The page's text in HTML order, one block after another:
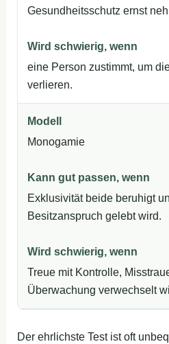
Gesundheitsschutz ernst
eine Person zustimmt, um
verlieren.
Monogamie
Exklusivität beide beruhigt
Besitzanspruch gelebt wird.
Treue mit Kontrolle,
Überwachung verwechselt
Der ehrlichste Test ist oft